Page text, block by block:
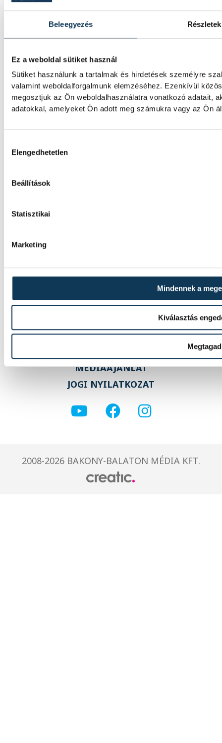
Beleegyezés Részletek
Ez a weboldal sütiket használ
Sütiket használunk a tartalmak és hirdetések személyre
valamint weboldalforgalmunk elemzéséhez. Ezenkívül
megosztjuk az Ön weboldalhasználatra vonatkozó adatait,
adatokkal, amelyeket Ön adott meg számukra vagy az Ön
Elengedhetetlen
Beállítások
Statisztikai
Marketing
Mindennek a
Kiválasztás
Megtagad
Mártha Imre, az MVM Zrt. egykori
vezérigazgatója ATV-n Rónai Egonnak
adott interjújában vázolta fel a Paksi
Atomerőmű előtt álló példátlan
technológiai kihívásokat. A szakember, aki
korábban éveken át felelt a hazai
energetikai fejlesztésekért és a paksi
blokkok működéséért, arra figyelmeztet:
az erőmű olyan üzemállapotban van,
amelyre eredetileg nem tervezték.
kezdeményezte, hogy jövő
államfőválasztás
parlament jövő kedden válassza meg az új
MÉDIAAJÁNLAT
JOGI NYILATKOZAT
2008-2026 BAKONY-BALATON MÉDIA KFT.